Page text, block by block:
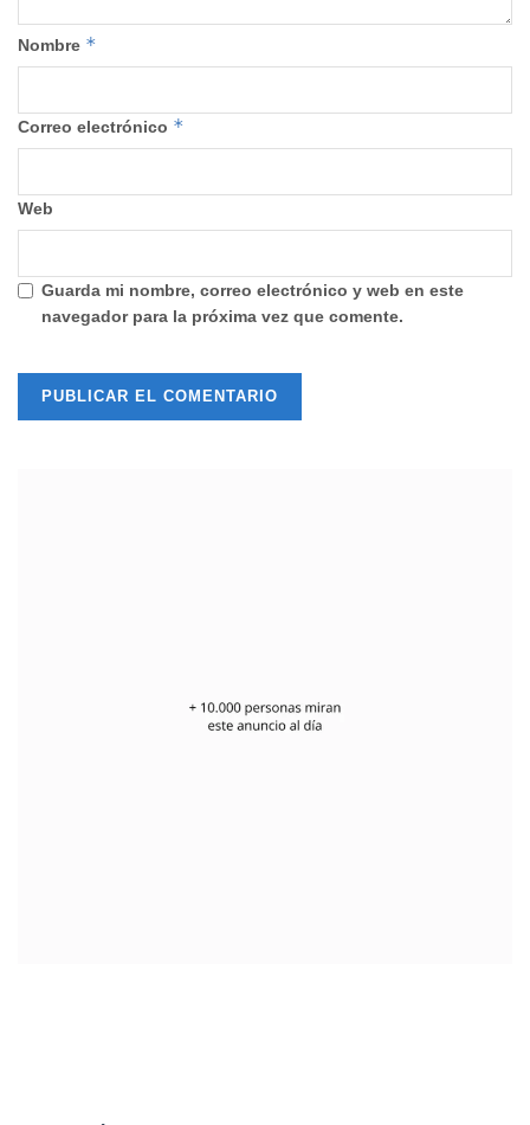
Nombre *
Correo electrónico *
Web
Guarda mi nombre, correo electrónico y web en este
navegador para la próxima vez que comente.